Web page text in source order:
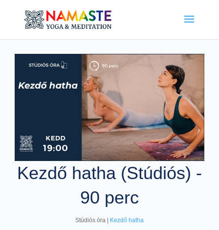
Kezdő hatha (Stúdiós) -
90 perc
Stúdiós óra | Kezdő hatha